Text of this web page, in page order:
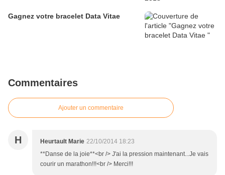
Gagnez votre bracelet Data Vitae
Commentaires
Ajouter un commentaire
H Heurtault Marie 22/10/2014 18:23
**Danse de la joie**<br /> J'ai la pression maintenant...Je vais
courir un marathon!!!<br /> Merci!!!